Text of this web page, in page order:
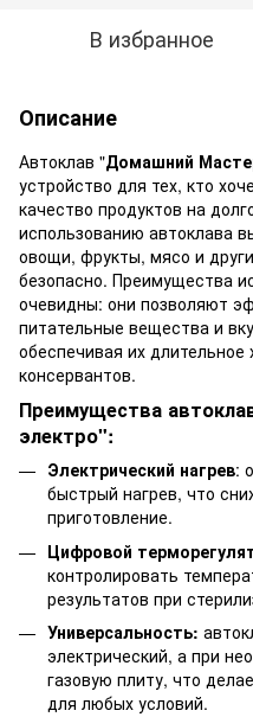
В избранное
Описание
Автоклав "Домашний
устройство для тех, кто
качество продуктов на
использованию автоклава
овощи, фрукты, мясо и
безопасно. Преимущества
очевидны: они позволяют
питательные вещества и
обеспечивая их длительное
консервантов.
Преимущества
электро":
Электрический нагрев:
быстрый нагрев, что
приготовление.
Цифровой
контролировать
результатов при
Универсальность:
электрический, а при
газовую плиту, что
для любых условий.